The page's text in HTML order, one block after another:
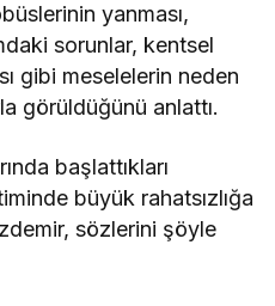
yanması,
sorunlar, kentsel
gibi meselelerin neden
görüldüğünü anlattı.
başlattıkları
büyük rahatsızlığa
sözlerini şöyle